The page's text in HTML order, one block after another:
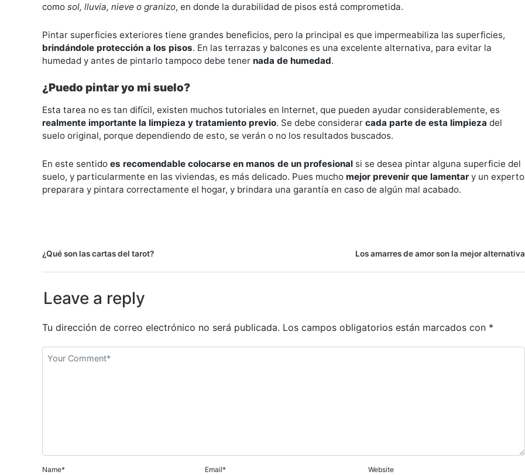
como sol, lluvia, nieve o granizo, en donde la durabilidad de pisos está comprometida.
Pintar superficies exteriores tiene grandes beneficios, pero la principal es que impermeabiliza las superficies,
brindándole protección a los pisos. En las terrazas y balcones es una excelente alternativa, para evitar la
humedad y antes de pintarlo tampoco debe tener nada de humedad.
¿Puedo pintar yo mi suelo?
Esta tarea no es tan difícil, existen muchos tutoriales en Internet, que pueden ayudar considerablemente, es
realmente importante la limpieza y tratamiento previo. Se debe considerar cada parte de esta limpieza del
suelo original, porque dependiendo de esto, se verán o no los resultados buscados.
En este sentido es recomendable colocarse en manos de un profesional si se desea pintar alguna superficie del
suelo, y particularmente en las viviendas, es más delicado. Pues mucho mejor prevenir que lamentar y un experto
preparara y pintara correctamente el hogar, y brindara una garantía en caso de algún mal acabado.
N
a
v
e
g
a
n
¿Qué son las cartas del tarot? Los amarres de amor son la mejor alternativa
Leave a reply
Tu dirección de correo electrónico no será publicada. Los campos obligatorios están marcados con *
Name* Email* Website